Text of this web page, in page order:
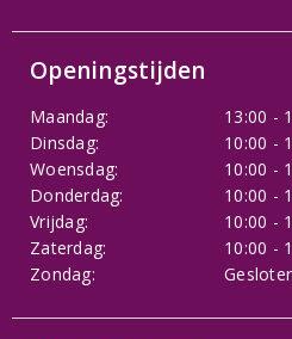
Openingstijden
Maandag:
13:00 -
Dinsdag:
10:00 -
Woensdag:
10:00 -
Donderdag:
10:00 -
Vrijdag:
10:00 -
Zaterdag:
10:00 -
Zondag: